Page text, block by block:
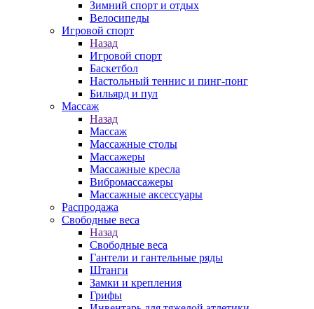
Зимний спорт и отдых
Велосипеды
Игровой спорт
Назад
Игровой спорт
Баскетбол
Настольный теннис и пинг-понг
Бильярд и пул
Массаж
Назад
Массаж
Массажные столы
Массажеры
Массажные кресла
Вибромассажеры
Массажные аксессуары
Распродажа
Свободные веса
Назад
Свободные веса
Гантели и гантельные ряды
Штанги
Замки и крепления
Грифы